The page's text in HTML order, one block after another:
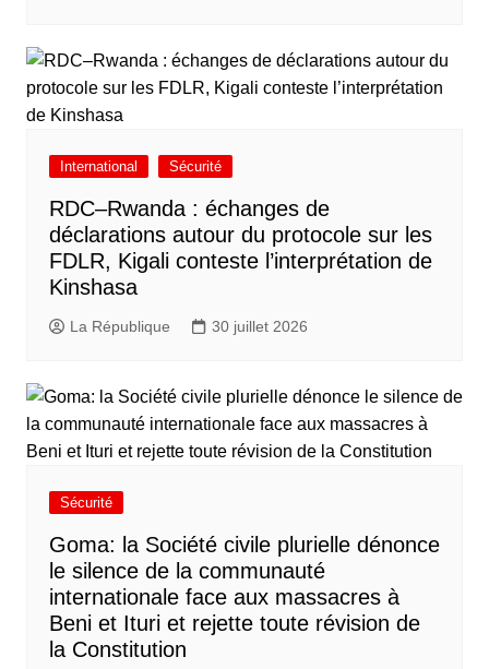
International Sécurité
RDC–Rwanda : échanges de
déclarations autour du protocole sur les
FDLR, Kigali conteste l’interprétation de
Kinshasa
La République 30 juillet 2026
Sécurité
Goma: la Société civile plurielle dénonce
le silence de la communauté
internationale face aux massacres à
Beni et Ituri et rejette toute révision de
la Constitution